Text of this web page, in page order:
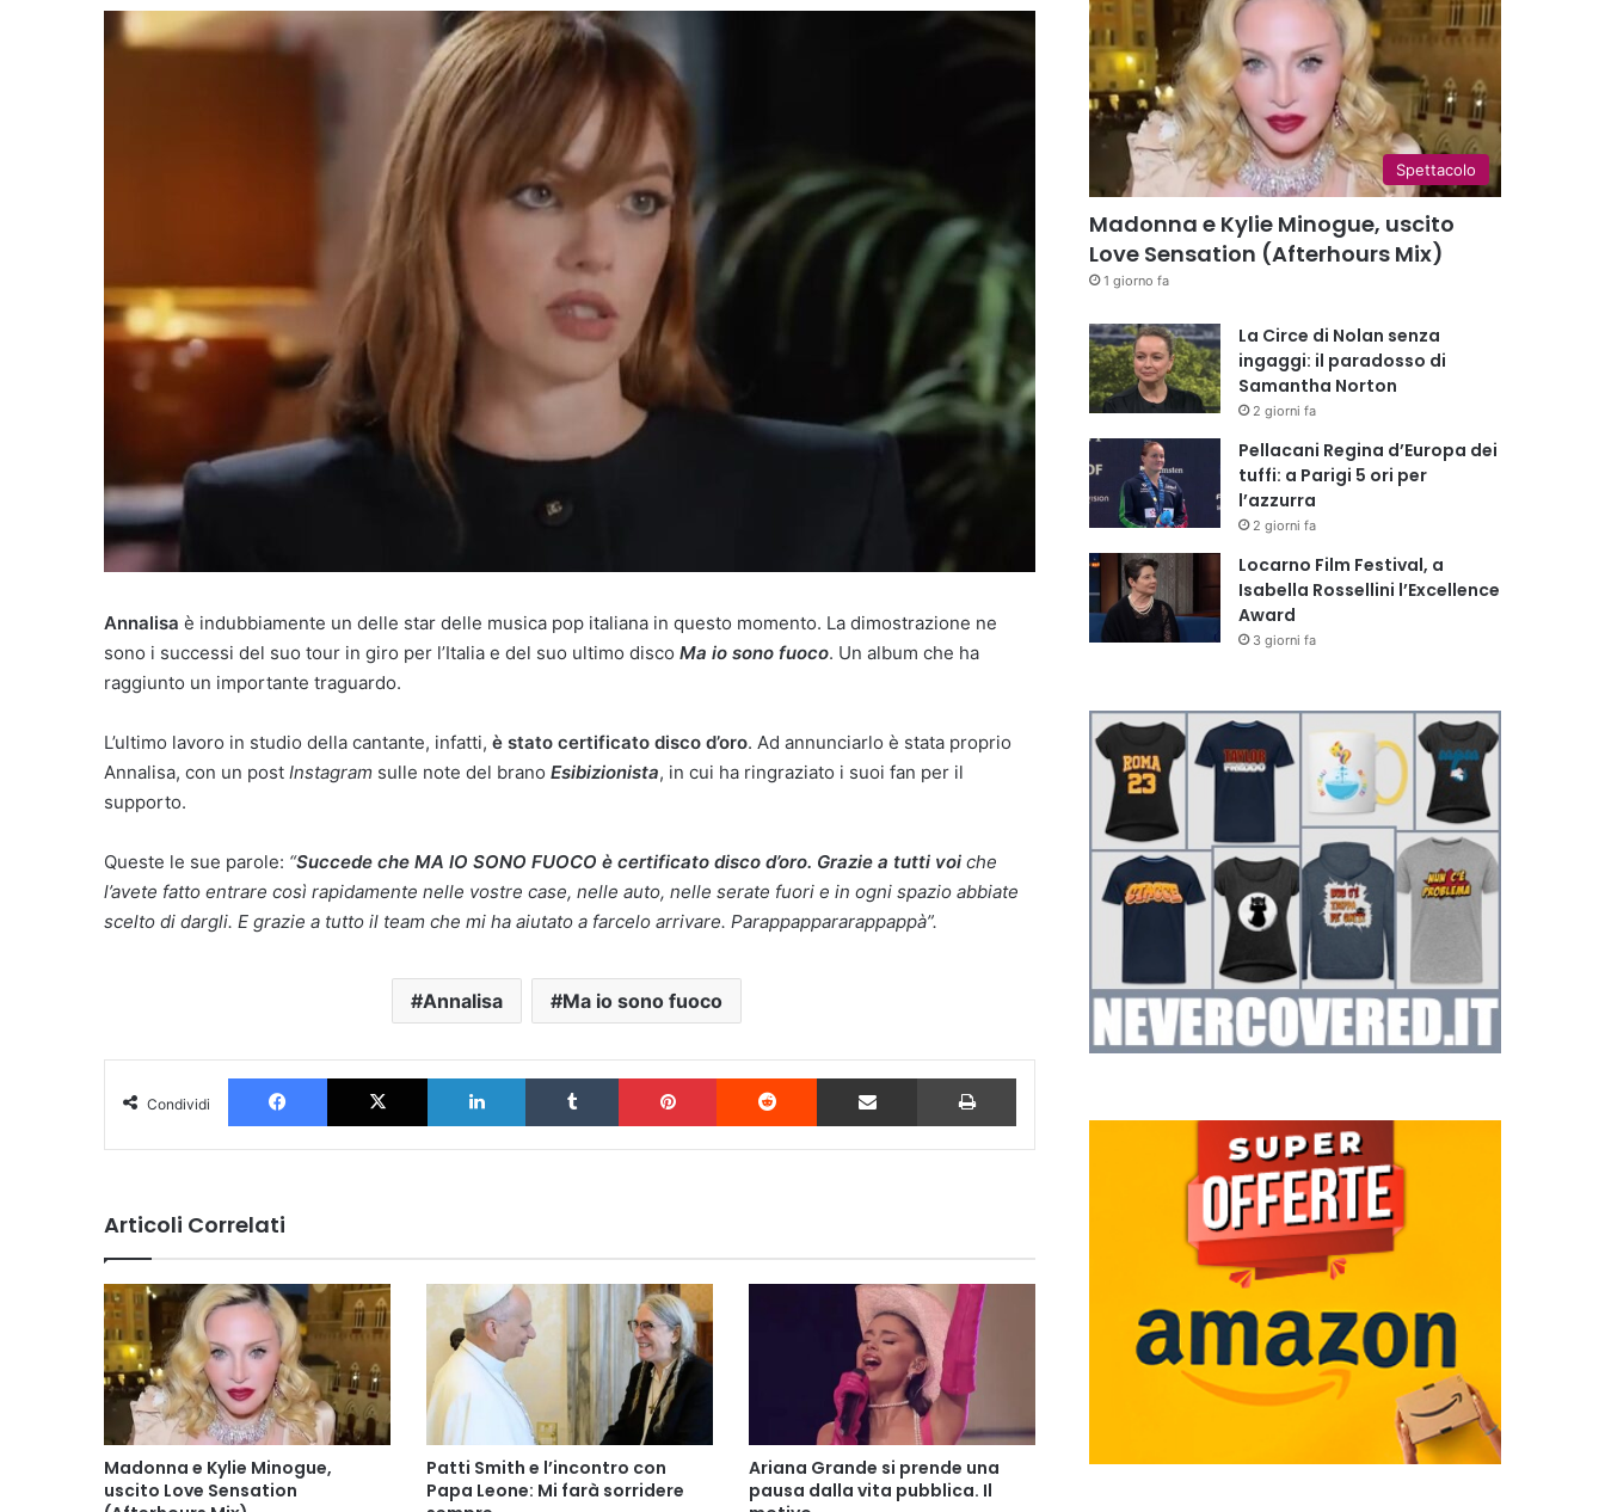
Annalisa è indubbiamente un delle star delle musica pop italiana in questo momento. La dimostrazione ne
sono i successi del suo tour in giro per l’Italia e del suo ultimo disco Ma io sono fuoco. Un album che ha
raggiunto un importante traguardo.
L’ultimo lavoro in studio della cantante, infatti, è stato certificato disco d’oro. Ad annunciarlo è stata proprio
Annalisa, con un post Instagram sulle note del brano Esibizionista, in cui ha ringraziato i suoi fan per il
supporto.
Queste le sue parole: “Succede che MA IO SONO FUOCO è certificato disco d’oro. Grazie a tutti voi che
l’avete fatto entrare così rapidamente nelle vostre case, nelle auto, nelle serate fuori e in ogni spazio abbiate
scelto di dargli. E grazie a tutto il team che mi ha aiutato a farcelo arrivare. Parappappararappappà”.
Annalisa Ma io sono fuoco
Condividi
Facebook X LinkedIn Tumblr Pinterest Reddit Condividi via Email Stampa
Articoli Correlati
Madonna e Kylie Minogue,
uscito Love Sensation
Patti Smith e l’incontro con
Papa Leone: Mi farà sorridere
Ariana Grande si prende una
pausa dalla vita pubblica. Il
Spettacolo
Madonna e Kylie Minogue, uscito
Love Sensation (Afterhours Mix)
1 giorno fa
La Circe di Nolan senza
ingaggi: il paradosso di
Samantha Norton
2 giorni fa
Pellacani Regina d’Europa dei
tuffi: a Parigi 5 ori per
l’azzurra
2 giorni fa
Locarno Film Festival, a
Isabella Rossellini l’Excellence
Award
3 giorni fa